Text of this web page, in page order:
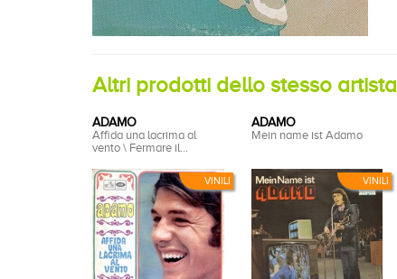
Altri prodotti dello stesso artista
VINILI
ADAMO
Affida una lacrima al
vento \ Fermare il...
VINILI
ADAMO
Mein name ist Adamo